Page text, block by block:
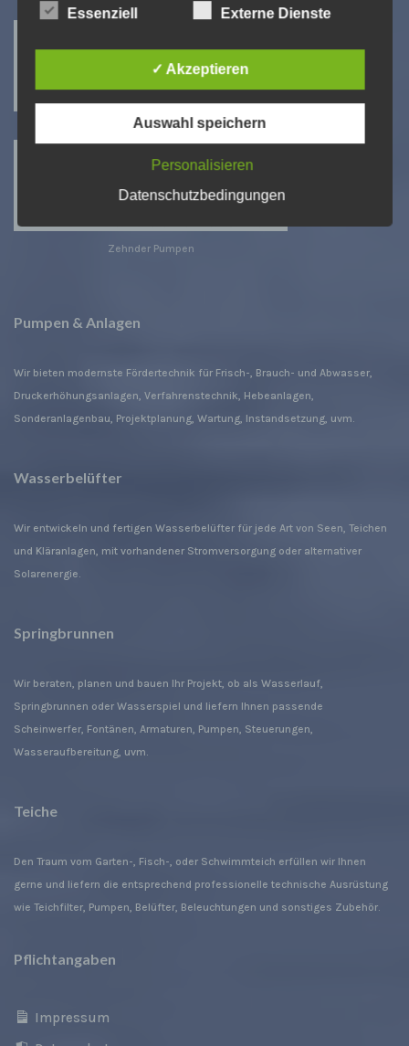
Xylem – Living Water
SPECK Pumpen
Zehnder Pumpen
Pumpen & Anlagen
Wir bieten modernste Fördertechnik für Frisch-, Brauch- und Abwasser,
Druckerhöhungsanlagen, Verfahrenstechnik, Hebeanlagen,
Sonderanlagenbau, Projektplanung, Wartung, Instandsetzung, uvm.
Wasserbelüfter
Wir entwickeln und fertigen Wasserbelüfter für jede Art von Seen, Teichen
und Kläranlagen, mit vorhandener Stromversorgung oder alternativer
Solarenergie.
Springbrunnen
Wir beraten, planen und bauen Ihr Projekt, ob als Wasserlauf,
Springbrunnen oder Wasserspiel und liefern Ihnen passende
Scheinwerfer, Fontänen, Armaturen, Pumpen, Steuerungen,
Wasseraufbereitung, uvm.
Teiche
Den Traum vom Garten-, Fisch-, oder Schwimmteich erfüllen wir Ihnen
gerne und liefern die entsprechend professionelle technische Ausrüstung
wie Teichfilter, Pumpen, Belüfter, Beleuchtungen und sonstiges Zubehör.
Pflichtangaben
Impressum
b) betroffene Person
Betroffene Person ist jede identifizierte oder
identifizierbare natürliche Person, deren
personenbezogene Daten von dem für die
Verarbeitung Verantwortlichen verarbeitet werden.
c) Verarbeitung
Verarbeitung ist jeder mit oder ohne Hilfe
automatisierter Verfahren ausgeführte Vorgang
Zusammenhang mit personenbezogenen Daten
wie das Erheben, das Erfassen, die Organisation,
Verbreitung oder eine andere Form der
Vernichtung.
d) Einschränkung der Verarbeitung
Ziel, ihre künftige Verarbeitung einzuschränken.
e) Profiling
Profiling ist jede Art der automatisierten
Verarbeitung personenbezogener Daten, die darin
Aspekte, die sich auf eine natürliche Person
beziehen, zu bewerten, insbesondere, um Aspekte
Gesundheit, persönlicher Vorlieben, Interessen,
Zuverlässigkeit, Verhalten, Aufenthaltsort oder
Ortswechsel dieser natürlichen Person zu
analysieren oder vorherzusagen.
Pseudonymisierung ist die Verarbeitung
Hinzuziehung zusätzlicher Informationen nicht
mehr einer spezifischen betroffenen Person
zusätzlichen Informationen gesondert aufbewahrt
Maßnahmen unterliegen, die gewährleisten, dass
die personenbezogenen Daten nicht einer
Essenziell Externe Dienste
✓ Akzeptieren
Auswahl speichern
Personalisieren
Datenschutzbedingungen